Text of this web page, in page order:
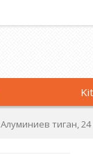
Алуминиев тиган,